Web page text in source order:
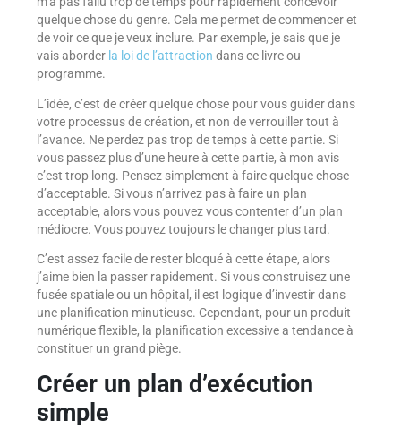
quelque chose du genre. Cela me permet de commencer et
de voir ce que je veux inclure. Par exemple, je sais que je
vais aborder la loi de l’attraction dans ce livre ou
programme.
L’idée, c’est de créer quelque chose pour vous guider dans
votre processus de création, et non de verrouiller tout à
l’avance. Ne perdez pas trop de temps à cette partie. Si
vous passez plus d’une heure à cette partie, à mon avis
c’est trop long. Pensez simplement à faire quelque chose
d’acceptable. Si vous n’arrivez pas à faire un plan
acceptable, alors vous pouvez vous contenter d’un plan
médiocre. Vous pouvez toujours le changer plus tard.
C’est assez facile de rester bloqué à cette étape, alors
j’aime bien la passer rapidement. Si vous construisez une
fusée spatiale ou un hôpital, il est logique d’investir dans
une planification minutieuse. Cependant, pour un produit
numérique flexible, la planification excessive a tendance à
constituer un grand piège.
Créer un plan d’exécution
simple